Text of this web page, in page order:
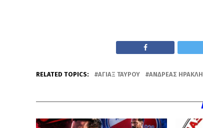
RELATED TOPICS: ΆΓΙΑΞ ΤΑΎΡΟΥ ΑΝΔΡΈΑΣ